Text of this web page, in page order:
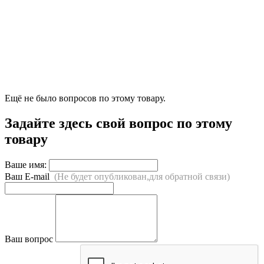
Ещё не было вопросов по этому товару.
Задайте здесь свой вопрос по этому
товару
Ваше имя:
Ваш E-mail (Не будет опубликован,для обратной связи)
Ваш вопрос